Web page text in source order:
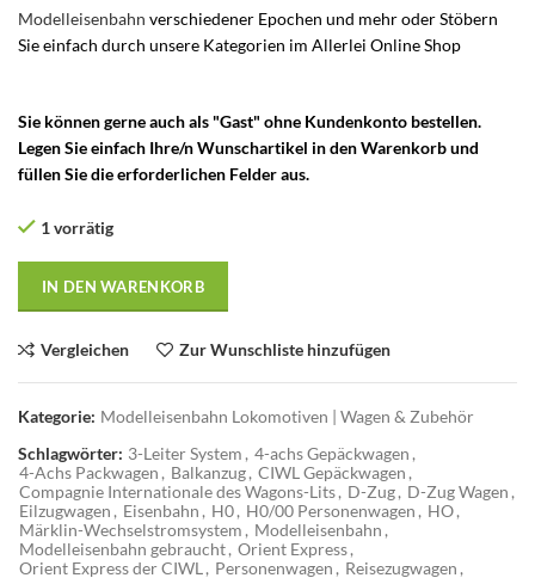
Modelleisenbahn verschiedener Epochen und mehr oder Stöbern
Sie einfach durch unsere Kategorien im Allerlei Online Shop
Sie können gerne auch als "Gast" ohne Kundenkonto bestellen.
Legen Sie einfach Ihre/n Wunschartikel in den Warenkorb und
füllen Sie die erforderlichen Felder aus.
1 vorrätig
IN DEN WARENKORB
Vergleichen Zur Wunschliste hinzufügen
Kategorie: Modelleisenbahn Lokomotiven | Wagen & Zubehör
Schlagwörter: 3-Leiter System , 4-achs Gepäckwagen ,
4-Achs Packwagen , Balkanzug, CIWL Gepäckwagen ,
Compagnie Internationale des Wagons-Lits, D-Zug, D-Zug Wagen ,
Eilzugwagen , Eisenbahn , H0, H0/00 Personenwagen , HO,
Märklin-Wechselstromsystem , Modelleisenbahn ,
Modelleisenbahn gebraucht, Orient Express,
Orient Express der CIWL , Personenwagen , Reisezugwagen ,